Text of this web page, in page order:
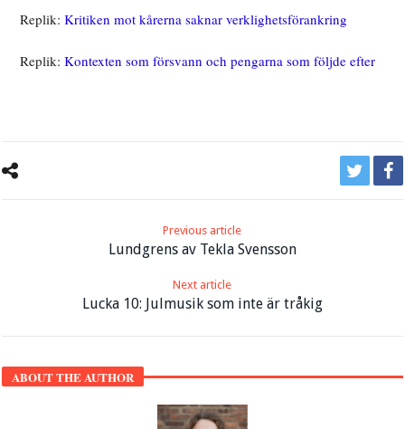
Replik:Kritiken mot kårerna saknar verklighetsförankring
Replik:Kontexten som försvann och pengarna som följde efter
Previous article
Lundgrens av Tekla Svensson
Next article
Lucka 10: Julmusik som inte är tråkig
ABOUT THE AUTHOR